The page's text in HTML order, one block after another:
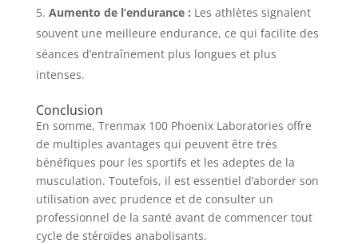
Aumento de l’endurance : Les athlètes signalent
souvent une meilleure endurance, ce qui facilite des
séances d’entraînement plus longues et plus
intenses.
Conclusion
En somme, Trenmax 100 Phoenix Laboratories offre
de multiples avantages qui peuvent être très
bénéfiques pour les sportifs et les adeptes de la
musculation. Toutefois, il est essentiel d’aborder son
utilisation avec prudence et de consulter un
professionnel de la santé avant de commencer tout
cycle de stéroïdes anabolisants.